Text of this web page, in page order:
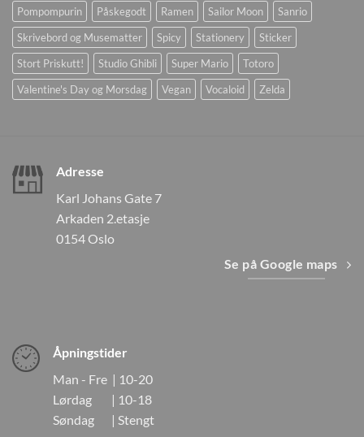
Pompompurin
Påskegodt Ramen Sailor Moon
Sanrio
Skrivebord og Musematter
Spicy Stationery
Sticker
Stort Priskutt!
Studio Ghibli Super Mario
Totoro
Valentine's Day og Morsdag
Vegan Vocaloid Zelda
Adresse
Karl Johans Gate 7
Arkaden 2.etasje
0154 Oslo
Se på Google maps
Åpningstider
Man - Fre | 10-20
Lørdag | 10-18
Søndag | Stengt